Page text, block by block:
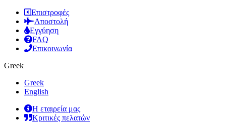
Επιστροφές
Αποστολή
Εγγύηση
FAQ
Επικοινωνία
Greek
Greek
English
Η εταιρεία μας
Κριτικές πελατών